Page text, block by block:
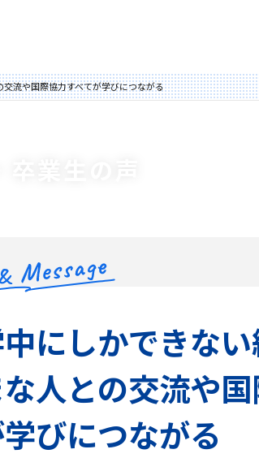
流や国際協力すべてが学びにつながる
卒業生の声
にしかできな
人との交流や
びにつながる